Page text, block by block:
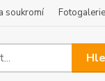
soukromí Fotogalerie